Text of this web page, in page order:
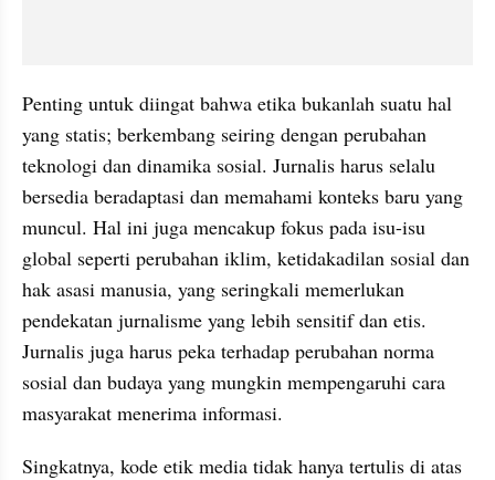
Penting untuk diingat bahwa etika bukanlah suatu hal
yang statis; berkembang seiring dengan perubahan
teknologi dan dinamika sosial. Jurnalis harus selalu
bersedia beradaptasi dan memahami konteks baru yang
muncul. Hal ini juga mencakup fokus pada isu-isu
global seperti perubahan iklim, ketidakadilan sosial dan
hak asasi manusia, yang seringkali memerlukan
pendekatan jurnalisme yang lebih sensitif dan etis.
Jurnalis juga harus peka terhadap perubahan norma
sosial dan budaya yang mungkin mempengaruhi cara
masyarakat menerima informasi.
Singkatnya, kode etik media tidak hanya tertulis di atas